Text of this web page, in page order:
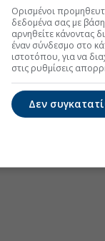
Ορισμένοι
δεδομένα σας με
αρνηθείτε κάνοντας
έναν σύνδεσμο στο
ιστοτόπου, για να
στις ρυθμίσεις
Δεν